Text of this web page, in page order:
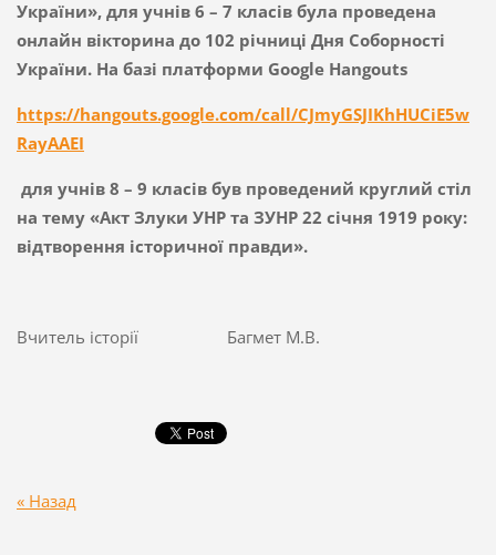
України», для учнів 6 – 7 класів була проведена
онлайн вікторина до 102 річниці Дня Соборності
України. На базі платформи Google Hangouts
https://hangouts.google.com/call/CJmyGSJIKhHUCiE5w
RayAAEI
для учнів 8 – 9 класів був проведений круглий стіл
на тему «Акт Злуки УНР та ЗУНР 22 січня 1919 року:
відтворення історичної правди».
Вчитель історії Багмет М.В.
« Назад